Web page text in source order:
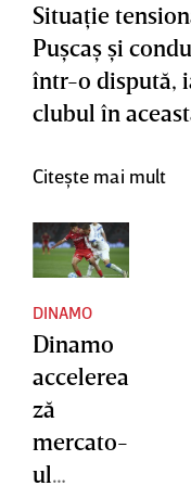
Situaţie
Puşcaş şi
într-o dispută,
clubul în
Citește mai mult
DINAMO
Dinamo
accelerea
ză
mercato-
ul